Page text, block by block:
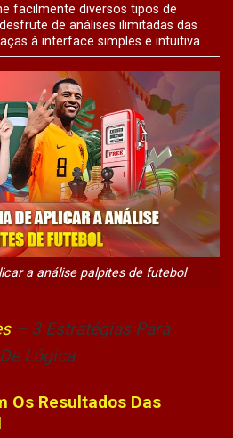
facilmente diversos tipos de
de análises ilimitadas das
à interface simples e intuitiva.
a análise palpites de futebol
– 3 Estratégias Para
Lógica
Os Resultados Das